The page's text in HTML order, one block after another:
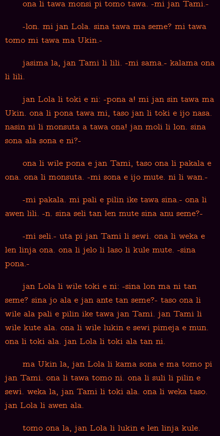
ona li tawa monsi pi tomo tawa. -mi jan Tami.-
-lon. mi jan Lola. sina tawa ma seme? mi tawa
tomo mi tawa ma Ukin.-
jasima la, jan Tami li lili. -mi sama.- kalama ona
li lili.
jan Lola li toki e ni: -pona a! mi jan sin tawa ma
Ukin. ona li pona tawa mi, taso jan li toki e ijo nasa.
nasin ni li monsuta a tawa ona! jan moli li lon. sina
sona ala sona e ni?-
ona li wile pona e jan Tami, taso ona li pakala e
ona. ona li monsuta. -mi sona e ijo mute. ni li wan.-
-mi pakala. mi pali e pilin ike tawa sina.- ona li
awen lili. -n. sina seli tan len mute sina anu seme?-
-mi seli.- uta pi jan Tami li sewi. ona li weka e
len linja ona. ona li jelo li laso li kule mute. -sina
pona.-
jan Lola li wile toki e ni: -sina lon ma ni tan
seme? sina jo ala e jan ante tan seme?- taso ona li
wile ala pali e pilin ike tawa jan Tami. jan Tami li
wile kute ala. ona li wile lukin e sewi pimeja e mun.
ona li toki ala. jan Lola li toki ala tan ni.
ma Ukin la, jan Lola li kama sona e ma tomo pi
jan Tami. ona li tawa tomo ni. ona li suli li pilin e
sewi. weka la, jan Tami li toki ala. ona li weka taso.
jan Lola li awen ala.
tomo ona la, jan Lola li lukin e len linja kule.